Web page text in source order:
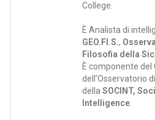
College.
È Analista di
GEO.FI.S.,
Filosofia della
È componente
dell’Osservatorio
dellaSOCINT,
Intelligence.